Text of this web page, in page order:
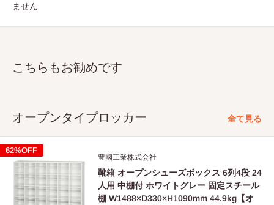
ません
こちらもお勧めです
オープンタイプロッカー 全て見る
62%OFF
豊國工業株式会社
靴箱 オープンシューズボックス 6列4段 24
人用 中棚付 ホワイトグレー 固定スチール
棚 W1488×D330×H1090mm 44.9kg【オ